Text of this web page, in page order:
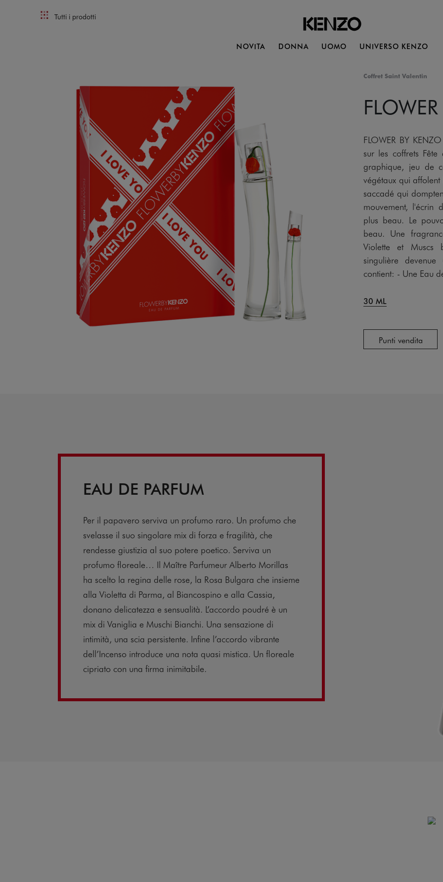
Tutti i prodotti
NOVITA DONNA UOMO UNIVERSO KENZO
Coffret Saint Valentin
FLOWER BY
sur les coffrets
graphique, jeu de
végétaux qui
saccadé qui
mouvement, l'écrin
plus beau. Le
beau. Une
Violette et Muscs
singulière
contient: - Une Eau
30 ML
Punti vendita
EAU DE PARFUM
Per il papavero serviva un profumo raro. Un profumo che
svelasse il suo singolare mix di forza e fragilità, che
rendesse giustizia al suo potere poetico. Serviva un
profumo floreale… Il Maître Parfumeur Alberto Morillas
ha scelto la regina delle rose, la Rosa Bulgara che insieme
alla Violetta di Parma, al Biancospino e alla Cassia,
donano delicatezza e sensualità. L’accordo poudré è un
mix di Vaniglia e Muschi Bianchi. Una sensazione di
intimità, una scia persistente. Infine l’accordo vibrante
dell’Incenso introduce una nota quasi mistica. Un floreale
cipriato con una firma inimitabile.